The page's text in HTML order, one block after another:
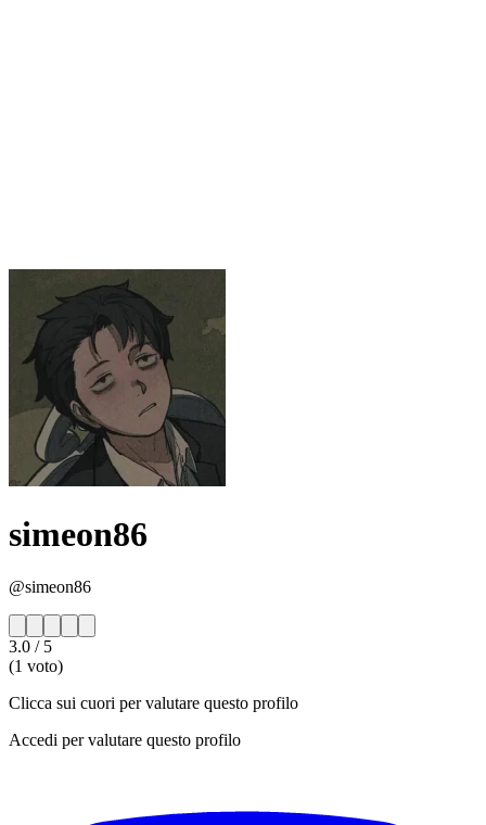
simeon86
@simeon86
3.0 / 5
(1 voto)
Clicca sui cuori per valutare questo profilo
Accedi per valutare questo profilo